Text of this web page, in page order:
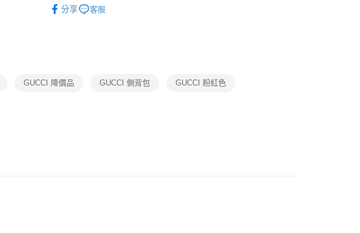
是否繳費成功／繳費後需取消欲退款等相關疑問，請聯繫「AFTEE先享後
２．關於個人資料處理事宜，請瀏覽以下網址：
免運費
高人氣專區｜專區Max50%OFF 精選女包
分享 客服
GUCCI 降價品 GUCCI 側背包 GUCCI 粉紅色